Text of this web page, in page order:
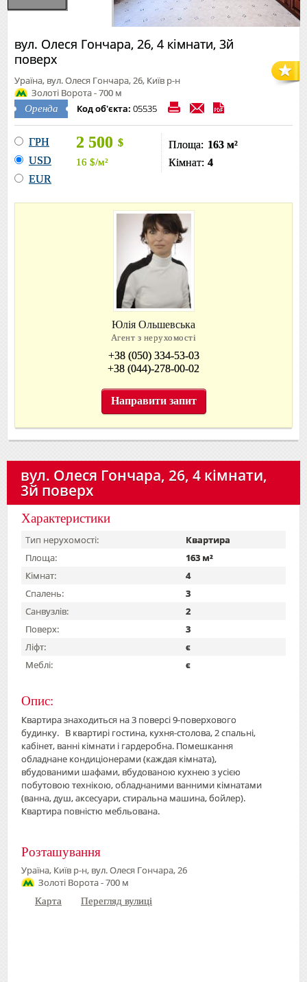
вул. Олеся Гончара, 26, 4 кімнати, 3й
поверх
Ураїна, вул. Олеся Гончара, 26, Київ р-н
Золоті Ворота - 700 м
Оренда Код об'єкта: 05535
ГРН
USD
EUR
2 500 $
16 $/м²
Площа: 163 м²
Кімнат: 4
Юлія Ольшевська
Агент з нерухомості
+38 (050) 334-53-03
+38 (044)-278-00-02
Направити запит
вул. Олеся Гончара, 26, 4 кімнати,
3й поверх
Характеристики
Тип нерухомості:
Квартира
Площа:
163 м²
Кімнат:
4
Спалень:
3
Санвузлів:
2
Поверх:
3
Ліфт:
є
Меблі:
є
Опис:
Квартира знаходиться на 3 поверсі 9-поверхового
будинку. В квартирі гостина, кухня-столова, 2 спальні,
кабінет, ванні кімнати і гардеробна. Помешкання
обладнане кондиціонерами (каждая кімната),
вбудованими шафами, вбудованою кухнею з усією
побутовою технікою, обладнаними ванними кімнатами
(ванна, душ, аксесуари, стиральна машина, бойлер).
Квартира повністю мебльована.
Розташування
Ураїна, Київ р-н, вул. Олеся Гончара, 26
Золоті Ворота - 700 м
Карта Перегляд вулиці